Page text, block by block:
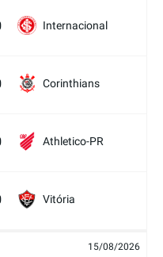
Internacional
Corinthians
Athletico-PR
Vitória
15/08/2026